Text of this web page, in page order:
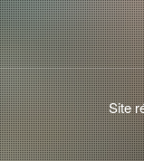
Site